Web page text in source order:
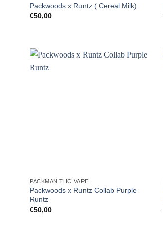
Packwoods x Runtz ( Cereal Milk)
€50,00
PACKMAN THC VAPE
Packwoods x Runtz Collab Purple
Runtz
€50,00